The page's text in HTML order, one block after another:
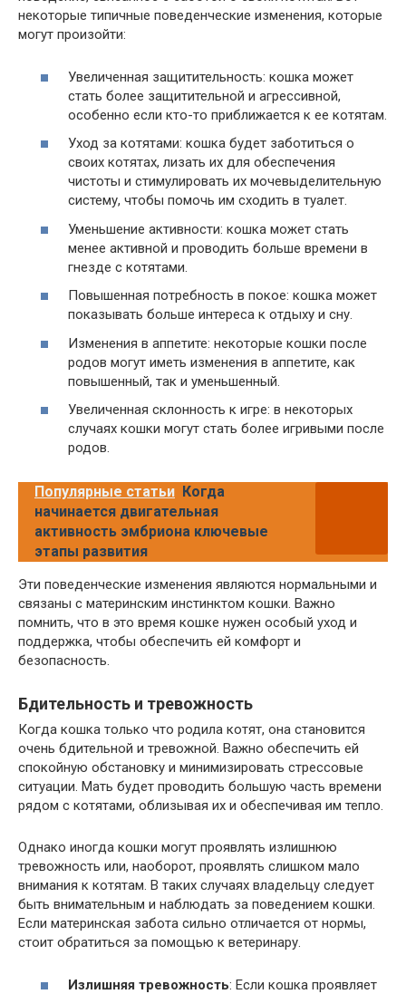
некоторые типичные поведенческие изменения, которые
могут произойти:
Увеличенная защитительность: кошка может
стать более защитительной и агрессивной,
особенно если кто-то приближается к ее котятам.
Уход за котятами: кошка будет заботиться о
своих котятах, лизать их для обеспечения
чистоты и стимулировать их мочевыделительную
систему, чтобы помочь им сходить в туалет.
Уменьшение активности: кошка может стать
менее активной и проводить больше времени в
гнезде с котятами.
Повышенная потребность в покое: кошка может
показывать больше интереса к отдыху и сну.
Изменения в аппетите: некоторые кошки после
родов могут иметь изменения в аппетите, как
повышенный, так и уменьшенный.
Увеличенная склонность к игре: в некоторых
случаях кошки могут стать более игривыми после
родов.
Популярные статьи Когда
начинается двигательная
активность эмбриона ключевые
этапы развития
Эти поведенческие изменения являются нормальными и
связаны с материнским инстинктом кошки. Важно
помнить, что в это время кошке нужен особый уход и
поддержка, чтобы обеспечить ей комфорт и
безопасность.
Бдительность и тревожность
Когда кошка только что родила котят, она становится
очень бдительной и тревожной. Важно обеспечить ей
спокойную обстановку и минимизировать стрессовые
ситуации. Мать будет проводить большую часть времени
рядом с котятами, облизывая их и обеспечивая им тепло.
Однако иногда кошки могут проявлять излишнюю
тревожность или, наоборот, проявлять слишком мало
внимания к котятам. В таких случаях владельцу следует
быть внимательным и наблюдать за поведением кошки.
Если материнская забота сильно отличается от нормы,
стоит обратиться за помощью к ветеринару.
Излишняя тревожность: Если кошка проявляет